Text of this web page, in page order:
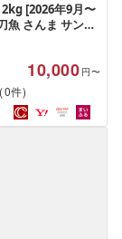
[2026年9月〜
魚 さんま サンマ
新鮮 ごはん 夕
み 晩酌 米 丼 海
魚介類 テレビ TV
番組 大船渡 大船
震災 火災 支援 応
大船渡応援 [東北
10,000 円〜
(0件)